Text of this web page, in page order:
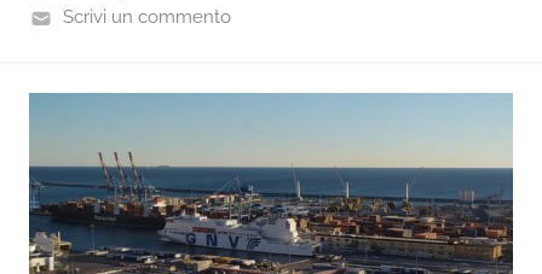
Scrivi un commento